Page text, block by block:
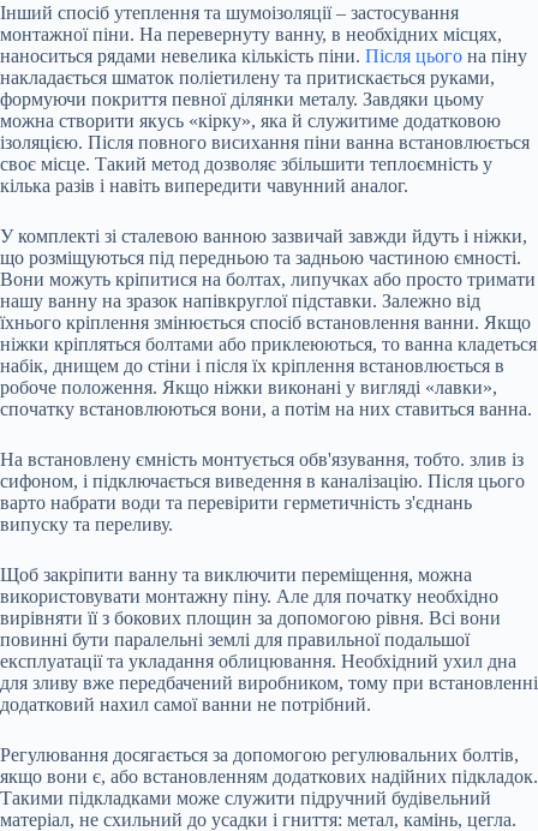
Інший спосіб утеплення та шумоізоляції – застосування
монтажної піни. На перевернуту ванну, в необхідних місцях,
наноситься рядами невелика кількість піни. Після цього на піну
накладається шматок поліетилену та притискається руками,
формуючи покриття певної ділянки металу. Завдяки цьому
можна створити якусь «кірку», яка й служитиме додатковою
ізоляцією. Після повного висихання піни ванна встановлюється
своє місце. Такий метод дозволяє збільшити теплоємність у
кілька разів і навіть випередити чавунний аналог.
У комплекті зі сталевою ванною зазвичай завжди йдуть і ніжки,
що розміщуються під передньою та задньою частиною ємності.
Вони можуть кріпитися на болтах, липучках або просто тримати
нашу ванну на зразок напівкруглої підставки. Залежно від
їхнього кріплення змінюється спосіб встановлення ванни. Якщо
ніжки кріпляться болтами або приклеюються, то ванна кладеться
набік, днищем до стіни і після їх кріплення встановлюється в
робоче положення. Якщо ніжки виконані у вигляді «лавки»,
спочатку встановлюються вони, а потім на них ставиться ванна.
На встановлену ємність монтується обв'язування, тобто. злив із
сифоном, і підключається виведення в каналізацію. Після цього
варто набрати води та перевірити герметичність з'єднань
випуску та переливу.
Щоб закріпити ванну та виключити переміщення, можна
використовувати монтажну піну. Але для початку необхідно
вирівняти її з бокових площин за допомогою рівня. Всі вони
повинні бути паралельні землі для правильної подальшої
експлуатації та укладання облицювання. Необхідний ухил дна
для зливу вже передбачений виробником, тому при встановленні
додатковий нахил самої ванни не потрібний.
Регулювання досягається за допомогою регулювальних болтів,
якщо вони є, або встановленням додаткових надійних підкладок.
Такими підкладками може служити підручний будівельний
матеріал, не схильний до усадки і гниття: метал, камінь, цегла.